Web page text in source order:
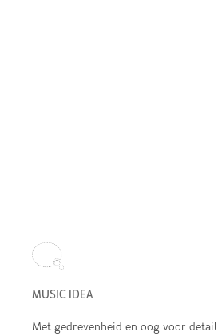
MUSIC IDEA
Met gedrevenheid en oog voor detail